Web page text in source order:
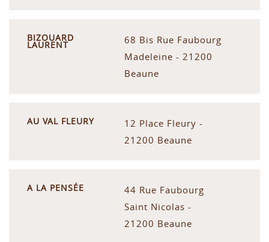
BIZOUARD
LAURENT
68 Bis Rue Faubourg
Madeleine - 21200
Beaune
AU VAL FLEURY
12 Place Fleury -
21200 Beaune
A LA PENSÉE
44 Rue Faubourg
Saint Nicolas -
21200 Beaune